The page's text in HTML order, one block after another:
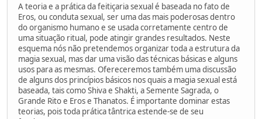
A teoria e a prática da feitiçaria sexual é baseada no fato de
Eros, ou conduta sexual, ser uma das mais poderosas dentro
do organismo humano e se usada corretamente centro de
uma situação ritual, pode atingir grandes resultados. Neste
esquema nós não pretendemos organizar toda a estrutura da
magia sexual, mas dar uma visão das técnicas básicas e alguns
usos para as mesmas. Ofereceremos também uma discussão
de alguns dos princípios básicos nos quais a magia sexual está
baseada, tais como Shiva e Shakti, a Semente Sagrada, o
Grande Rito e Eros e Thanatos. É importante dominar estas
teorias, pois toda prática tântrica estende-se de seu